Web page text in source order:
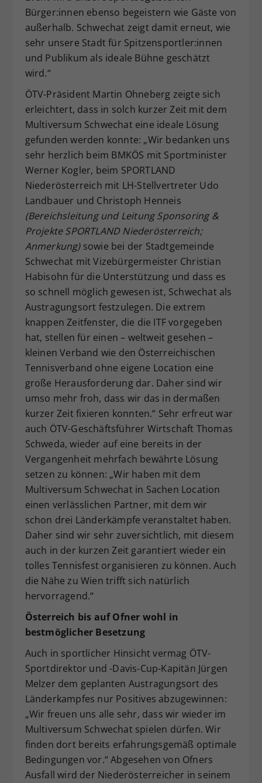
Bürger:innen ebenso begeistern wie Gäste von
außerhalb. Schwechat zeigt damit erneut, wie
sehr unsere Stadt für Spitzensportler:innen
und Publikum als ideale Bühne geschätzt
wird.“
ÖTV-Präsident Martin Ohneberg zeigte sich
erleichtert, dass in solch kurzer Zeit mit dem
Multiversum Schwechat eine ideale Lösung
gefunden werden konnte: „Wir bedanken uns
sehr herzlich beim BMKÖS mit Sportminister
Werner Kogler, beim SPORTLAND
Niederösterreich mit LH-Stellvertreter Udo
Landbauer und Christoph Henneis
(Bereichsleitung und Leitung Sponsoring &
Projekte SPORTLAND Niederösterreich;
Anmerkung)sowie bei der Stadtgemeinde
Schwechat mit Vizebürgermeister Christian
Habisohn für die Unterstützung und dass es
so schnell möglich gewesen ist, Schwechat als
Austragungsort festzulegen. Die extrem
knappen Zeitfenster, die die ITF vorgegeben
hat, stellen für einen – weltweit gesehen –
kleinen Verband wie den Österreichischen
Tennisverband ohne eigene Location eine
große Herausforderung dar. Daher sind wir
umso mehr froh, dass wir das in dermaßen
kurzer Zeit fixieren konnten.“ Sehr erfreut war
auch ÖTV-Geschäftsführer Wirtschaft Thomas
Schweda, wieder auf eine bereits in der
Vergangenheit mehrfach bewährte Lösung
setzen zu können: „Wir haben mit dem
Multiversum Schwechat in Sachen Location
einen verlässlichen Partner, mit dem wir
schon drei Länderkämpfe veranstaltet haben.
Daher sind wir sehr zuversichtlich, mit diesem
auch in der kurzen Zeit garantiert wieder ein
tolles Tennisfest organisieren zu können. Auch
die Nähe zu Wien trifft sich natürlich
hervorragend.“
Österreich bis auf Ofner wohl in
bestmöglicher Besetzung
Auch in sportlicher Hinsicht vermag ÖTV-
Sportdirektor und -Davis-Cup-Kapitän Jürgen
Melzer dem geplanten Austragungsort des
Länderkampfes nur Positives abzugewinnen:
„Wir freuen uns alle sehr, dass wir wieder im
Multiversum Schwechat spielen dürfen. Wir
finden dort bereits erfahrungsgemäß optimale
Bedingungen vor.“ Abgesehen von Ofners
Ausfall wird der Niederösterreicher in seinem